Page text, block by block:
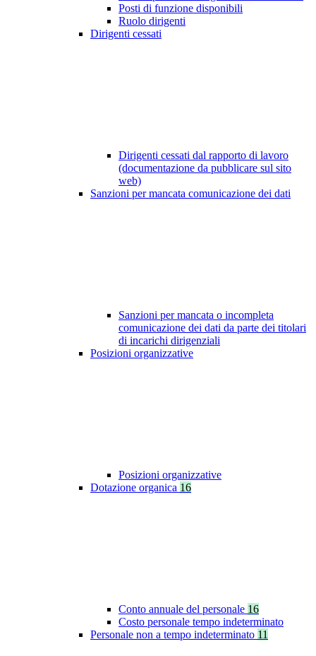
Posti di funzione disponibili
Ruolo dirigenti
Dirigenti cessati
Dirigenti cessati dal rapporto di lavoro
(documentazione da pubblicare sul sito
web)
Sanzioni per mancata comunicazione dei dati
Sanzioni per mancata o incompleta
comunicazione dei dati da parte dei titolari
di incarichi dirigenziali
Posizioni organizzative
Posizioni organizzative
Dotazione organica 16
Conto annuale del personale 16
Costo personale tempo indeterminato
Personale non a tempo indeterminato 11